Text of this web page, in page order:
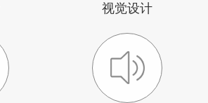
视觉设计